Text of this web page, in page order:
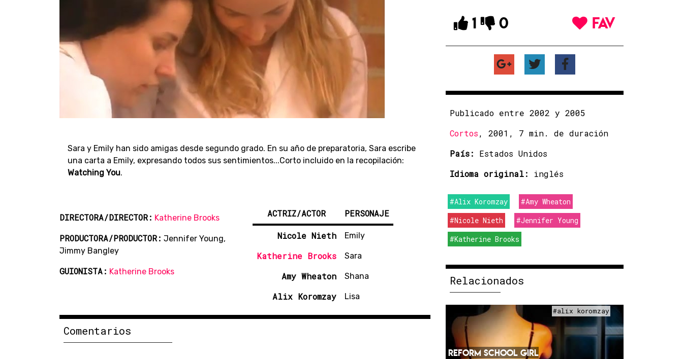
Sara y Emily han sido amigas desde segundo grado. En su año de preparatoria, Sara escribe
una carta a Emily, expresando todos sus sentimientos...Corto incluido en la recopilación:
Watching You.
DIRECTORA/DIRECTOR: Katherine Brooks
PRODUCTORA/PRODUCTOR: Jennifer Young,
Jimmy Bangley
GUIONISTA: Katherine Brooks
ACTRIZ/ACTOR PERSONAJE
Nicole Nieth Emily
Katherine Brooks Sara
Amy Wheaton Shana
Alix Koromzay Lisa
Comentarios
1 0 FAV
Publicado entre 2002 y 2005
Cortos, 2001, 7 min. de duración
País: Estados Unidos
Idioma original: inglés
#Alix Koromzay
#Amy Wheaton
#Nicole Nieth
#Jennifer Young
#Katherine Brooks
Relacionados
#alix koromzay
REFORM SCHOOL GIRL